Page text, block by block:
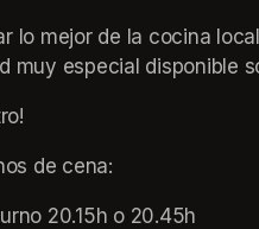
lo mejor de la cocina
muy especial disponible
de cena:
20.15h o 20.45h